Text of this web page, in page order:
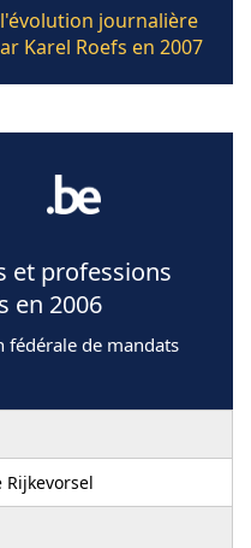
journalière
Karel Roefs en 2007
et professions
en 2006
fédérale de mandats
Rijkevorsel